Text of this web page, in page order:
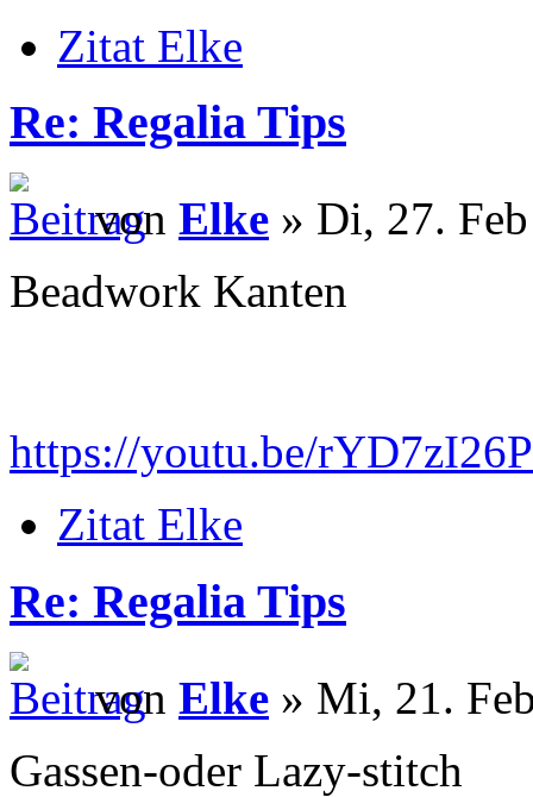
Zitat Elke
Re: Regalia Tips
von Elke » Di, 27.
Beadwork Kanten
https://youtu.be/
Zitat Elke
Re: Regalia Tips
von Elke » Mi, 21.
Gassen-oder Lazy-stitch